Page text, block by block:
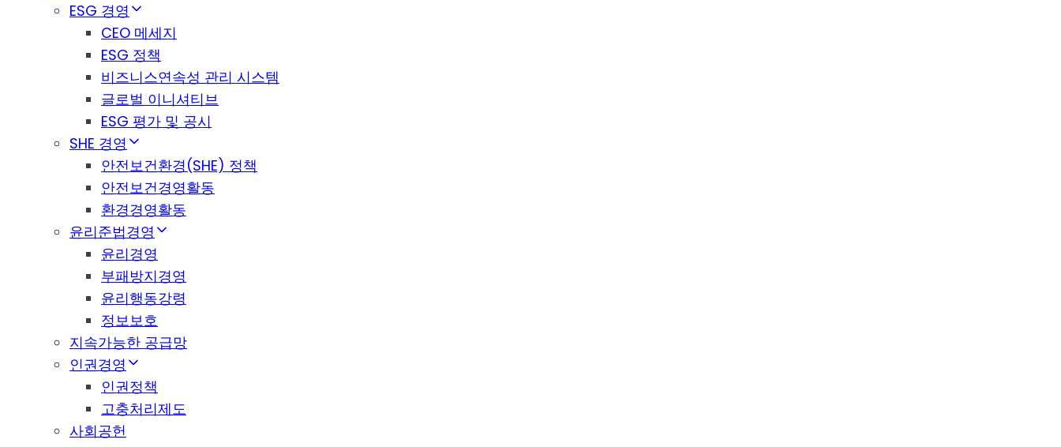
ESG 경영
CEO 메세지
ESG 정책
비즈니스연속성 관리 시스템
글로벌 이니셔티브
ESG 평가 및 공시
SHE 경영
안전보건환경(SHE) 정책
안전보건경영활동
환경경영활동
윤리준법경영
윤리경영
부패방지경영
윤리행동강령
정보보호
지속가능한 공급망
인권경영
인권정책
고충처리제도
사회공헌